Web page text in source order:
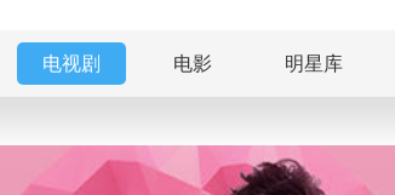
电视剧 电影 明星库